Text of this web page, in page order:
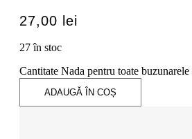
27,00 lei
27 în stoc
Cantitate Nada pentru toate
ADAUGĂ ÎN COȘ